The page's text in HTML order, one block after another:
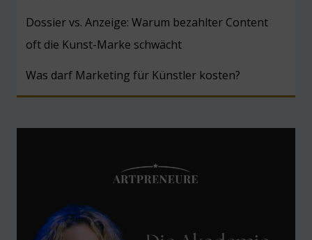
Dossier vs. Anzeige: Warum bezahlter Content
oft die Kunst-Marke schwächt
Was darf Marketing für Künstler kosten?